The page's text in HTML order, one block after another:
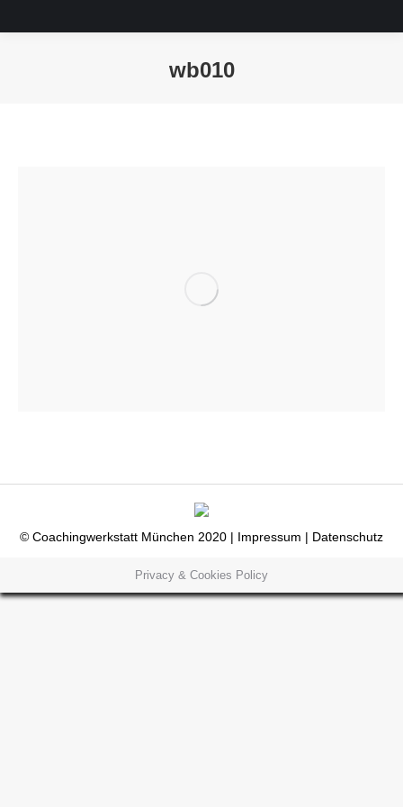
wb010
© Coachingwerkstatt München 2020 | Impressum | Datenschutz
Privacy & Cookies Policy